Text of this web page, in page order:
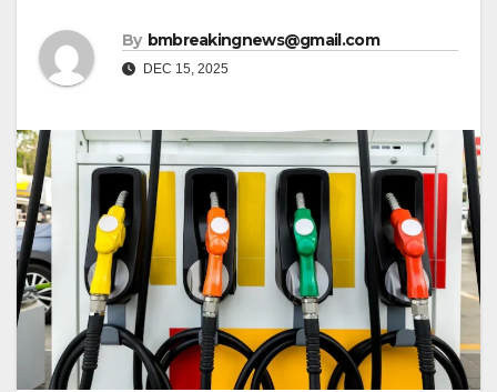
By bmbreakingnews@gmail.com
DEC 15, 2025